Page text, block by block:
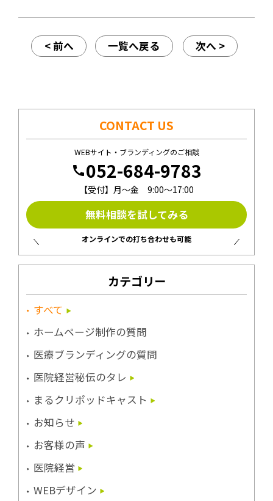
< 前へ 一覧へ戻る 次へ >
CONTACT US
WEBサイト・ブランディングのご相談
call052-684-9783
【受付】月〜金 9:00〜17:00
無料相談を試してみる
オンラインでの打ち合わせも可能
カテゴリー
すべて
ホームページ制作の質問
医療ブランディングの質問
医院経営秘伝のタレ
まるクリポッドキャスト
お知らせ
お客様の声
医院経営
WEBデザイン